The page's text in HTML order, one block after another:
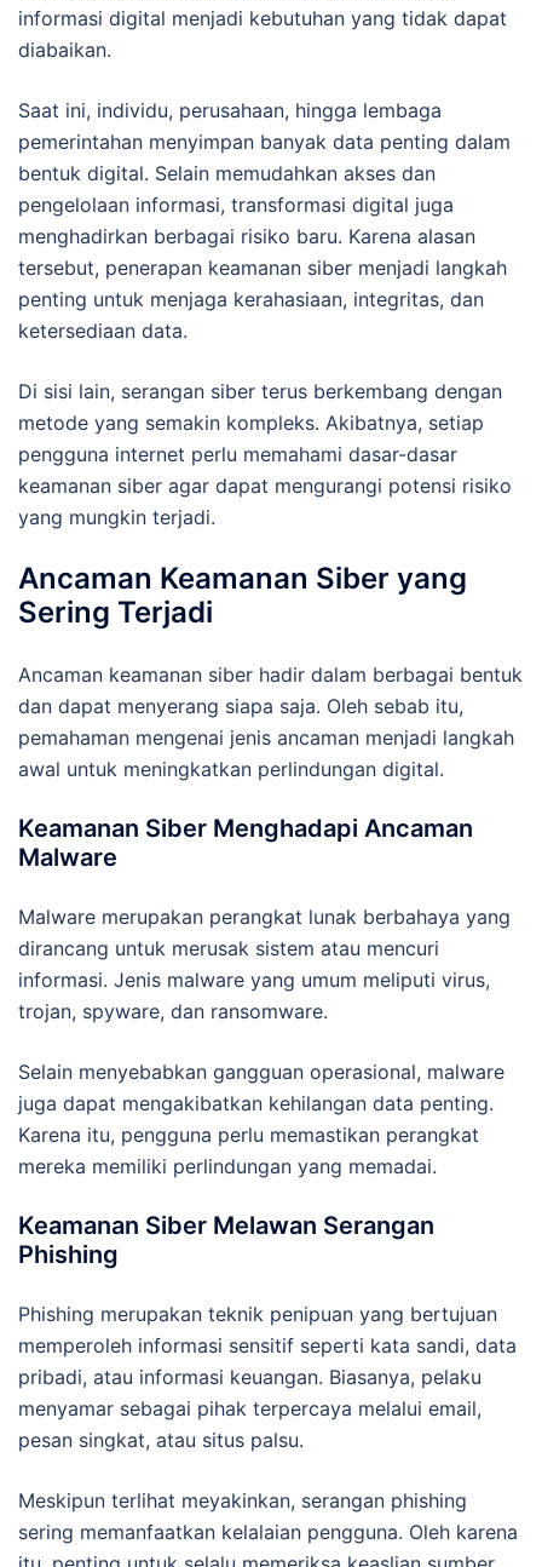
informasi digital menjadi kebutuhan yang tidak dapat
diabaikan.
Saat ini, individu, perusahaan, hingga lembaga
pemerintahan menyimpan banyak data penting dalam
bentuk digital. Selain memudahkan akses dan
pengelolaan informasi, transformasi digital juga
menghadirkan berbagai risiko baru. Karena alasan
tersebut, penerapan keamanan siber menjadi langkah
penting untuk menjaga kerahasiaan, integritas, dan
ketersediaan data.
Di sisi lain, serangan siber terus berkembang dengan
metode yang semakin kompleks. Akibatnya, setiap
pengguna internet perlu memahami dasar-dasar
keamanan siber agar dapat mengurangi potensi risiko
yang mungkin terjadi.
Ancaman Keamanan Siber yang
Sering Terjadi
Ancaman keamanan siber hadir dalam berbagai bentuk
dan dapat menyerang siapa saja. Oleh sebab itu,
pemahaman mengenai jenis ancaman menjadi langkah
awal untuk meningkatkan perlindungan digital.
Keamanan Siber Menghadapi Ancaman
Malware
Malware merupakan perangkat lunak berbahaya yang
dirancang untuk merusak sistem atau mencuri
informasi. Jenis malware yang umum meliputi virus,
trojan, spyware, dan ransomware.
Selain menyebabkan gangguan operasional, malware
juga dapat mengakibatkan kehilangan data penting.
Karena itu, pengguna perlu memastikan perangkat
mereka memiliki perlindungan yang memadai.
Keamanan Siber Melawan Serangan
Phishing
Phishing merupakan teknik penipuan yang bertujuan
memperoleh informasi sensitif seperti kata sandi, data
pribadi, atau informasi keuangan. Biasanya, pelaku
menyamar sebagai pihak terpercaya melalui email,
pesan singkat, atau situs palsu.
Meskipun terlihat meyakinkan, serangan phishing
sering memanfaatkan kelalaian pengguna. Oleh karena